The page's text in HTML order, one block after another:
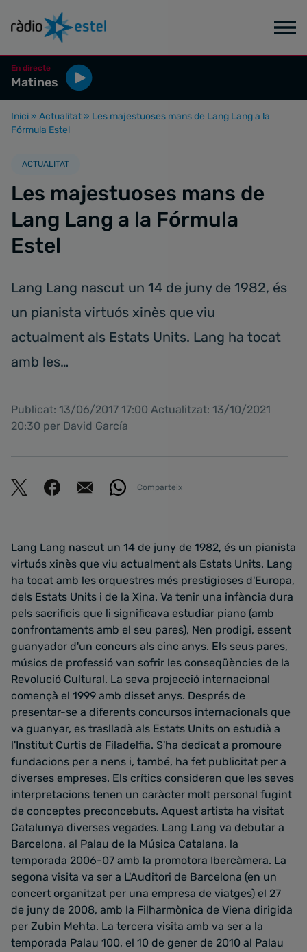
En directe
Matines
Inici » Actualitat » Les majestuoses mans de Lang Lang a la
Fórmula Estel
ACTUALITAT
Les majestuoses mans de
Lang Lang a la Fórmula
Estel
Lang Lang nascut un 14 de juny de 1982, és
un pianista virtuós xinès que viu
actualment als Estats Units. Lang ha tocat
amb les…
Publicat: 13/06/2017 17:00 Actualitzat: 13/10/2021
20:30 per David García
Comparteix
Lang Lang nascut un 14 de juny de 1982, és un pianista
virtuós xinès que viu actualment als Estats Units. Lang
ha tocat amb les orquestres més prestigioses d'Europa,
dels Estats Units i de la Xina. Va tenir una infància dura
pels sacrificis que li significava estudiar piano (amb
confrontaments amb el seu pares), Nen prodigi, essent
guanyador d'un concurs als cinc anys. Els seus pares,
músics de professió van sofrir les conseqüències de la
Revolució Cultural. La seva projecció internacional
començà el 1999 amb disset anys. Després de
presentar-se a diferents concursos internacionals que
va guanyar, es traslladà als Estats Units on estudià a
l'Institut Curtis de Filadelfia. S'ha dedicat a promoure
fundacions per a nens i, també, ha fet publicitat per a
diverses empreses. Els crítics consideren que les seves
interpretacions tenen un caràcter molt personal fugint
de conceptes preconcebuts. Aquest artista ha visitat
Catalunya diverses vegades. Lang Lang va debutar a
Barcelona, al Palau de la Música Catalana, la
temporada 2006-07 amb la promotora Ibercàmera. La
segona visita va ser a L'Auditori de Barcelona (en un
concert organitzat per una empresa de viatges) el 27
de juny de 2008, amb la Filharmònica de Viena dirigida
per Zubin Mehta. La tercera visita amb va ser a la
temporada Palau 100, el 10 de gener de 2010 al Palau